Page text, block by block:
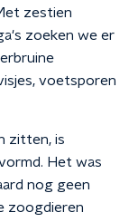
zestien
zoeken we er
voetsporen
zitten, is
Het was
nog geen
zoogdieren